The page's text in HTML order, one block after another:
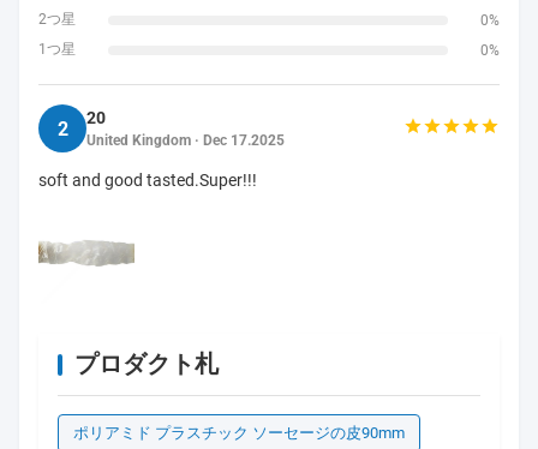
2つ星
0%
1つ星
0%
2 20
United Kingdom · Dec 17.2025
soft and good tasted.Super!!!
プロダクト札
ポリアミド プラスチック ソーセージの皮90mm